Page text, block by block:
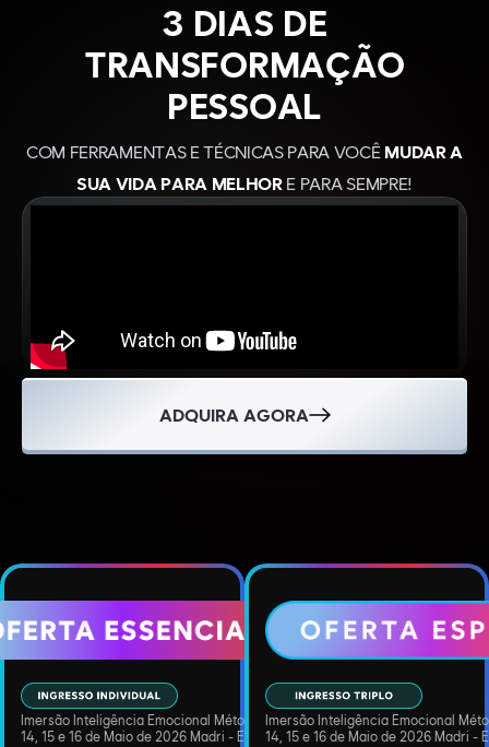
3 DIAS DE
TRANSFORMAÇÃO
PESSOAL
COM FERRAMENTAS E TÉCNICAS PARA VOCÊMUDAR A
SUA VIDA PARA MELHORE PARA SEMPRE!
ADQUIRA AGORA
Imersão Inteligência Emocional Método Evo - Presencial
14, 15 e 16 de Maio de 2026 Madri - Espanha
Imersão Inteligência Emocional
14, 15 e 16 de Maio de 2026 Madri -